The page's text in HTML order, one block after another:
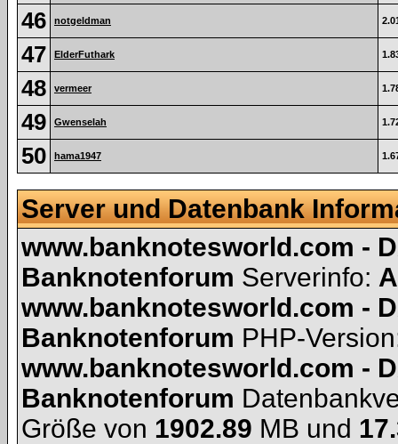
46 notgeldman
47 ElderFuthark
48 vermeer
49 Gwenselah
50 hama1947
Server und Datenbank
www.banknotesworld.com -
Banknotenforum Serverinfo:
www.banknotesworld.com -
Banknotenforum PHP-
www.banknotesworld.com -
Banknotenforum
Größe von 1902.89 MB und